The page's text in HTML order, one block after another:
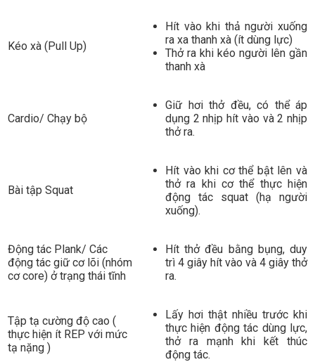
Kéo xà (Pull Up)
Hít vào khi thả người xuống
ra xa thanh xà (ít dùng lực)
Thở ra khi kéo người lên gần
thanh xà
Cardio/ Chạy bộ
Giữ hơi thở đều, có thể áp
dụng 2 nhịp hít vào và 2 nhịp
thở ra.
Bài tập Squat
Hít vào khi cơ thể bật lên và
thở ra khi cơ thể thực hiện
động tác squat (hạ người
xuống).
Động tác Plank/ Các
động tác giữ cơ lõi (nhóm
cơ core) ở trạng thái tĩnh
Hít thở đều bằng bụng, duy
trì 4 giây hít vào và 4 giây thở
ra.
Tập tạ cường độ cao (
thực hiện ít REP với mức
tạ nặng )
Lấy hơi thật nhiều trước khi
thực hiện động tác dùng lực,
thở ra mạnh khi kết thúc
động tác.